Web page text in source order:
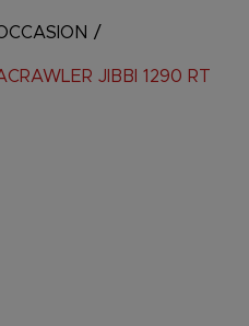
/
JIBBI 1290 RT